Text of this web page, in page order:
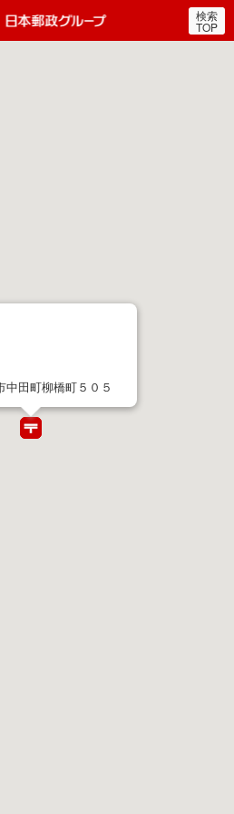
郵便局・日本郵政グルー
検索
TOP
中田町柳橋町５０５